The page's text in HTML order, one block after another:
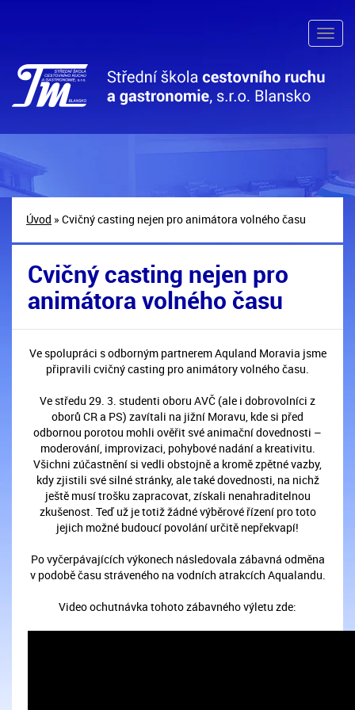
Úvod » Cvičný casting nejen pro animátora volného času
Cvičný casting nejen pro
animátora volného času
Ve spolupráci s odborným partnerem Aquland Moravia jsme
připravili cvičný casting pro animátory volného času.
Ve středu 29. 3. studenti oboru AVČ (ale i dobrovolníci z
oborů CR a PS) zavítali na jižní Moravu, kde si před
odbornou porotou mohli ověřit své animační dovednosti –
moderování, improvizaci, pohybové nadání a kreativitu.
Všichni zúčastnění si vedli obstojně a kromě zpětné vazby,
kdy zjistili své silné stránky, ale také dovednosti, na nichž
ještě musí trošku zapracovat, získali nenahraditelnou
zkušenost. Teď už je totiž žádné výběrové řízení pro toto
jejich možné budoucí povolání určitě nepřekvapí!
Po vyčerpávajících výkonech následovala zábavná odměna
v podobě času stráveného na vodních atrakcích Aqualandu.
Video ochutnávka tohoto zábavného výletu zde: